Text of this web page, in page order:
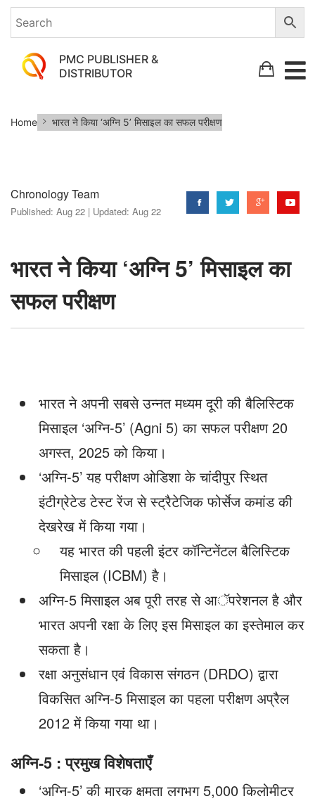
PMC PUBLISHER &
DISTRIBUTOR
5’
मिसाइल
सफल
परीक्षण
Home भारत ने किया ‘अग्नि 5’ मिसाइल का सफल परीक्षण
Chronology Team
Published: Aug 22 | Updated: Aug 22
भारत ने किया ‘अग्नि 5’ मिसाइल का
सफल परीक्षण
भारत ने अपनी सबसे उन्नत मध्यम दूरी की बैलिस्टिक
मिसाइल ‘अग्नि-5’ (Agni 5) का सफल परीक्षण 20
अगस्त, 2025 को किया।
‘अग्नि-5’ यह परीक्षण ओडिशा के चांदीपुर स्थित
इंटीग्रेटेड टेस्ट रेंज से स्ट्रैटेजिक फोर्सेज कमांड की
देखरेख में किया गया।
यह भारत की पहली इंटर कॉन्टिनेंटल बैलिस्टिक
मिसाइल (ICBM) है।
अग्नि-5 मिसाइल अब पूरी तरह से आॅपरेशनल है और
भारत अपनी रक्षा के लिए इस मिसाइल का इस्तेमाल कर
सकता है।
रक्षा अनुसंधान एवं विकास संगठन (DRDO) द्वारा
विकसित अग्नि-5 मिसाइल का पहला परीक्षण अप्रैल
2012 में किया गया था।
अग्नि-5 : प्रमुख विशेषताएँ
‘अग्नि-5’ की मारक क्षमता लगभग 5,000 किलोमीटर